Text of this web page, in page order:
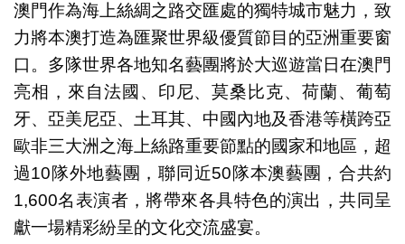
澳門作為海上絲綢之路交匯處的獨特城市魅力，致
力將本澳打造為匯聚世界級優質節目的亞洲重要窗
口。多隊世界各地知名藝團將於大巡遊當日在澳門
亮相，來自法國、印尼、莫桑比克、荷蘭、葡萄
牙、亞美尼亞、土耳其、中國內地及香港等橫跨亞
歐非三大洲之海上絲路重要節點的國家和地區，超
過10隊外地藝團，聯同近50隊本澳藝團，合共約
1,600名表演者，將帶來各具特色的演出，共同呈
獻一場精彩紛呈的文化交流盛宴。